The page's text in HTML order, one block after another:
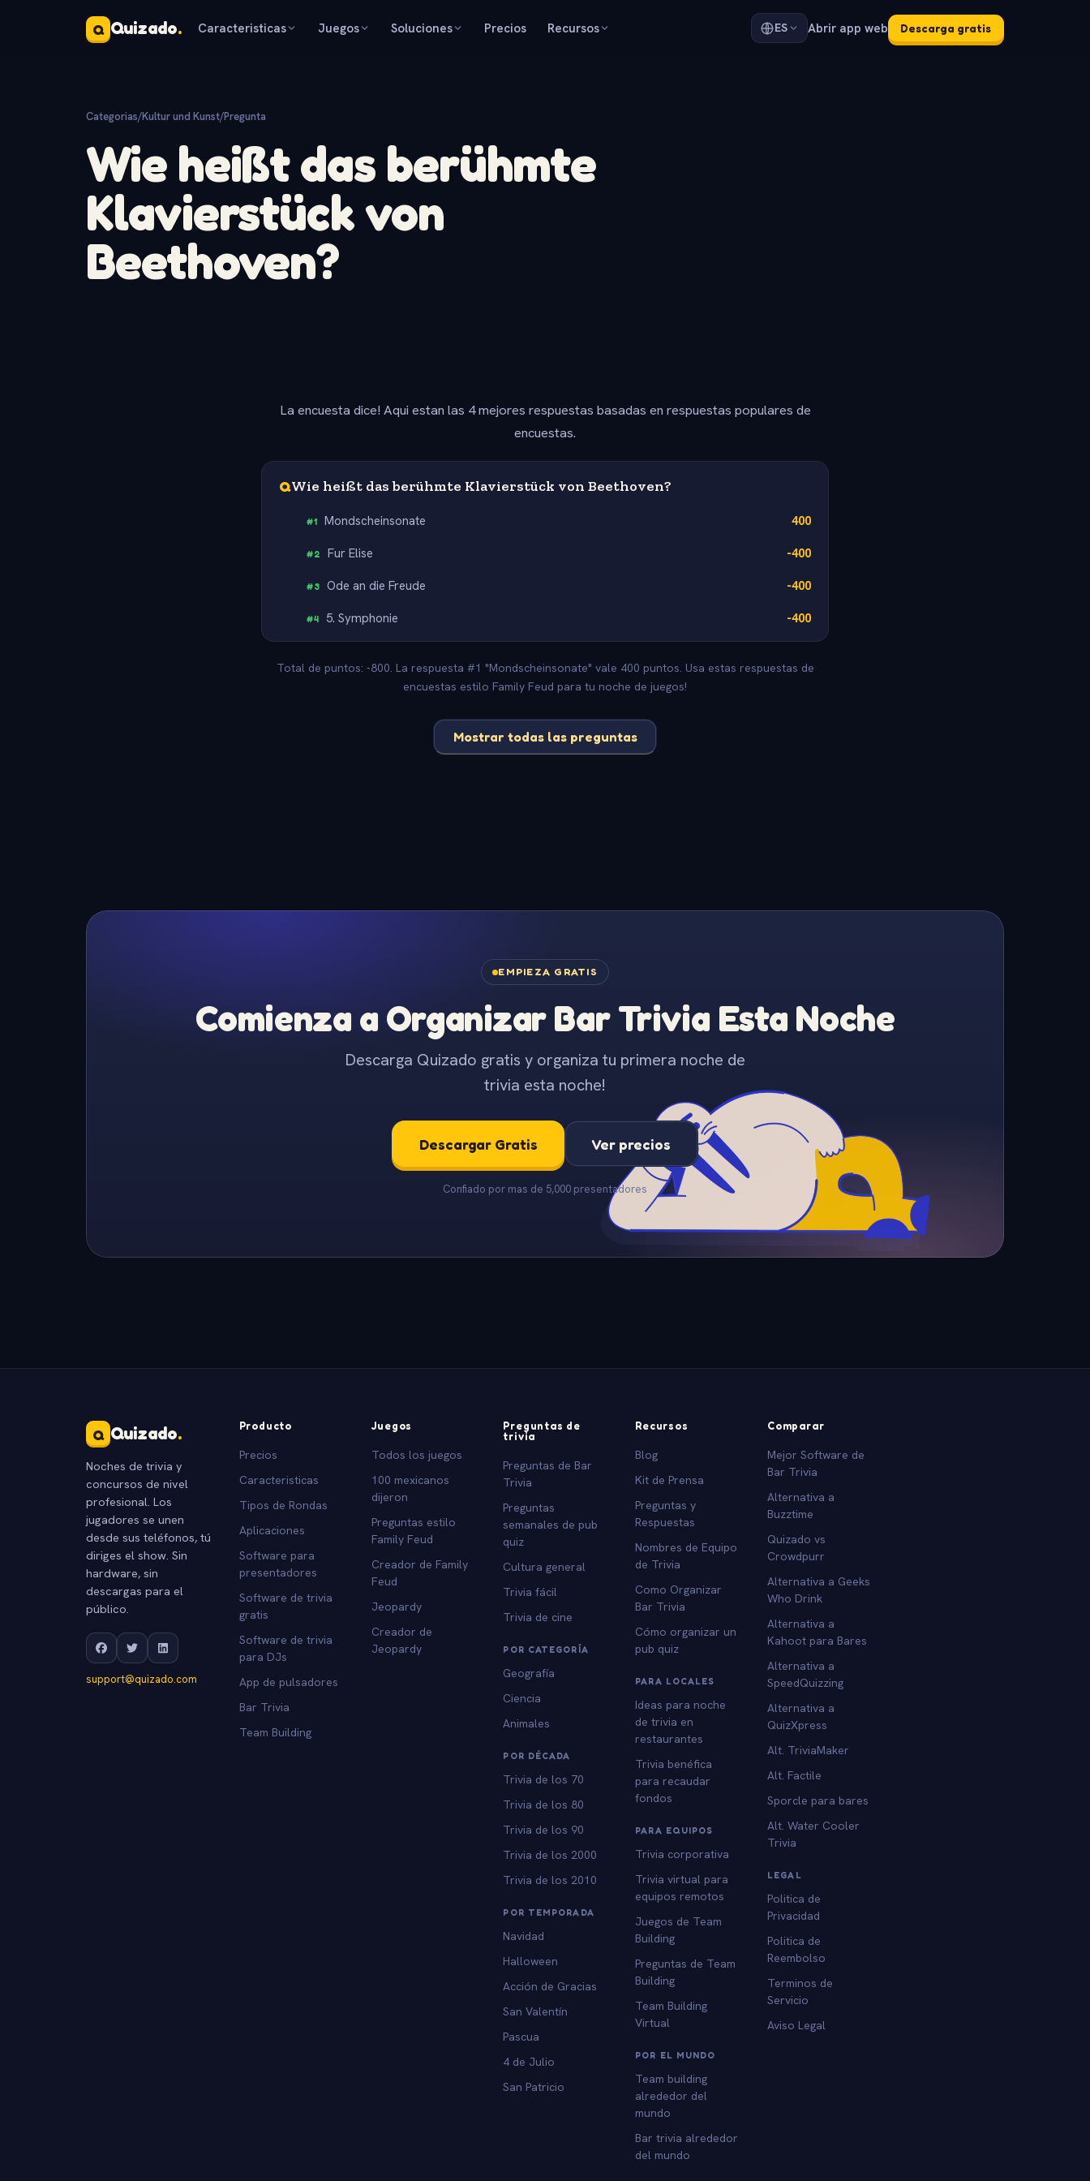
Q Quizado. Caracteristicas Juegos Soluciones Precios Recursos ES Abrir app web Descarga gratis
Categorias/Kultur und Kunst/Pregunta
Wie heißt das berühmte
Klavierstück von
Beethoven?
La encuesta dice! Aqui estan las 4 mejores respuestas basadas en respuestas populares de
encuestas.
QWie heißt das berühmte Klavierstück von Beethoven?
#1 Mondscheinsonate 400
#2 Fur Elise -400
#3 Ode an die Freude -400
#4 5. Symphonie -400
Total de puntos: -800. La respuesta #1 "Mondscheinsonate" vale 400 puntos. Usa estas respuestas de
encuestas estilo Family Feud para tu noche de juegos!
Mostrar todas las preguntas
EMPIEZA GRATIS
Comienza a Organizar Bar Trivia Esta Noche
Descarga Quizado gratis y organiza tu primera noche de
trivia esta noche!
Descargar Gratis Ver precios
Confiado por mas de 5,000 presentadores
Q Quizado.
Noches de trivia y
concursos de nivel
profesional. Los
jugadores se unen
desde sus teléfonos, tú
diriges el show. Sin
hardware, sin
descargas para el
público.
support@quizado.com
Producto
Precios
Caracteristicas
Tipos de Rondas
Aplicaciones
Software para
presentadores
Software de trivia
gratis
Software de trivia
para DJs
App de pulsadores
Bar Trivia
Team Building
Juegos
Todos los juegos
100 mexicanos
dijeron
Preguntas estilo
Family Feud
Creador de Family
Feud
Jeopardy
Creador de
Jeopardy
Preguntas de
trivia
Preguntas de Bar
Trivia
Preguntas
semanales de pub
quiz
Cultura general
Trivia fácil
Trivia de cine
POR CATEGORÍA
Geografía
Ciencia
Animales
POR DÉCADA
Trivia de los 70
Trivia de los 80
Trivia de los 90
Trivia de los 2000
Trivia de los 2010
POR TEMPORADA
Navidad
Halloween
Acción de Gracias
San Valentín
Pascua
4 de Julio
San Patricio
Recursos
Blog
Kit de Prensa
Preguntas y
Respuestas
Nombres de Equipo
de Trivia
Como Organizar
Bar Trivia
Cómo organizar un
pub quiz
PARA LOCALES
Ideas para noche
de trivia en
restaurantes
Trivia benéfica
para recaudar
fondos
PARA EQUIPOS
Trivia corporativa
Trivia virtual para
equipos remotos
Juegos de Team
Building
Preguntas de Team
Building
Team Building
Virtual
POR EL MUNDO
Team building
alrededor del
mundo
Bar trivia alrededor
del mundo
Comparar
Mejor Software de
Bar Trivia
Alternativa a
Buzztime
Quizado vs
Crowdpurr
Alternativa a Geeks
Who Drink
Alternativa a
Kahoot para Bares
Alternativa a
SpeedQuizzing
Alternativa a
QuizXpress
Alt. TriviaMaker
Alt. Factile
Sporcle para bares
Alt. Water Cooler
Trivia
LEGAL
Politica de
Privacidad
Politica de
Reembolso
Terminos de
Servicio
Aviso Legal